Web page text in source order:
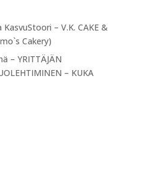
KasvuStoori – V.K. CAKE &
Cakery)
– YRITTÄJÄN
– KUKA